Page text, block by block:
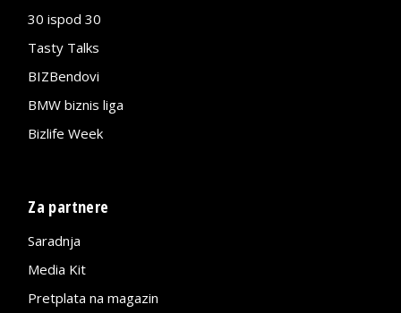
30 ispod 30
Tasty Talks
BIZBendovi
BMW biznis liga
Bizlife Week
Za partnere
Saradnja
Media Kit
Pretplata na magazin